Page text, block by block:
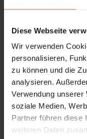
Diese Webseite
Wir verwenden
personalisieren,
zu können und die
analysieren.
Verwendung
soziale Medien,
Partner führen diese
weiteren Daten
Taste it
12 August,
Na, wer